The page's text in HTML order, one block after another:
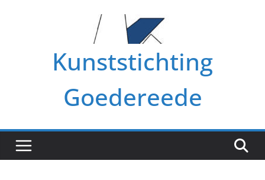
Kunststichting
Goedereede